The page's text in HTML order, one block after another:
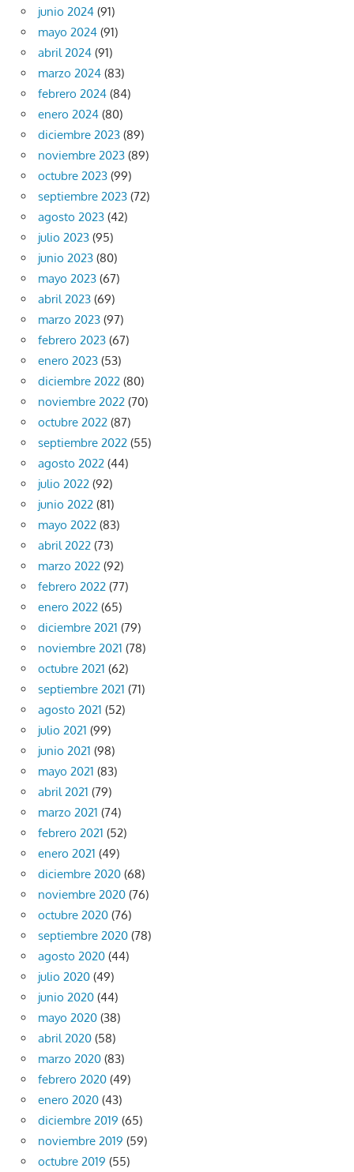
junio 2024 (91)
mayo 2024 (91)
abril 2024 (91)
marzo 2024 (83)
febrero 2024 (84)
enero 2024 (80)
diciembre 2023 (89)
noviembre 2023 (89)
octubre 2023 (99)
septiembre 2023 (72)
agosto 2023 (42)
julio 2023 (95)
junio 2023 (80)
mayo 2023 (67)
abril 2023 (69)
marzo 2023 (97)
febrero 2023 (67)
enero 2023 (53)
diciembre 2022 (80)
noviembre 2022 (70)
octubre 2022 (87)
septiembre 2022 (55)
agosto 2022 (44)
julio 2022 (92)
junio 2022 (81)
mayo 2022 (83)
abril 2022 (73)
marzo 2022 (92)
febrero 2022 (77)
enero 2022 (65)
diciembre 2021 (79)
noviembre 2021 (78)
octubre 2021 (62)
septiembre 2021 (71)
agosto 2021 (52)
julio 2021 (99)
junio 2021 (98)
mayo 2021 (83)
abril 2021 (79)
marzo 2021 (74)
febrero 2021 (52)
enero 2021 (49)
diciembre 2020 (68)
noviembre 2020 (76)
octubre 2020 (76)
septiembre 2020 (78)
agosto 2020 (44)
julio 2020 (49)
junio 2020 (44)
mayo 2020 (38)
abril 2020 (58)
marzo 2020 (83)
febrero 2020 (49)
enero 2020 (43)
diciembre 2019 (65)
noviembre 2019 (59)
octubre 2019 (55)